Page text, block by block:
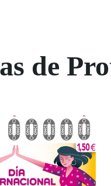
de